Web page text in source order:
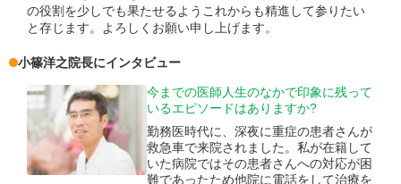
の役割を少しでも果たせるようこれからも精進して参りたい
と存じます。よろしくお願い申し上げます。
小篠洋之院長にインタビュー
今までの医師人生のなかで印象に残って
いるエピソードはありますか?
勤務医時代に、深夜に重症の患者さんが
救急車で来院されました。私が在籍して
いた病院ではその患者さんへの対応が困
難であったため他院に電話をして治療を